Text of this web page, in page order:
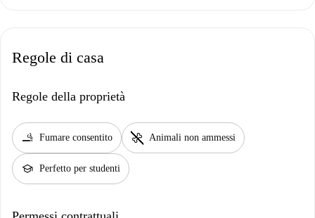
Regole di casa
Regole della proprietà
smoking_rooms Fumare consentito pet_supplies Animali non ammessi
school Perfetto per studenti